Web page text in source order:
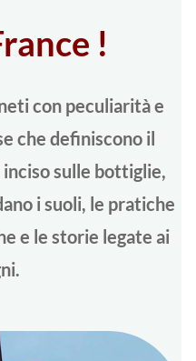
!
con peculiarità e
che definiscono il
sulle bottiglie,
i suoli, le pratiche
e le storie legate ai